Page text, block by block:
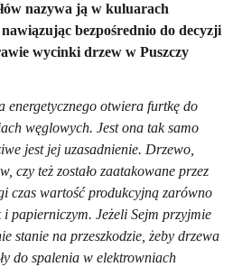
nazywa ją w kuluarach
bezpośrednio do decyzji
wycinki drzew w Puszczy
energetycznego otwiera furtkę do
węglowych. Jest ona tak samo
jest jej uzasadnienie. Drzewo,
czy też zostało zaatakowane przez
czas wartość produkcyjną zarówno
papierniczym. Jeżeli Sejm przyjmie
stanie na przeszkodzie, żeby drzewa
do spalenia w elektrowniach